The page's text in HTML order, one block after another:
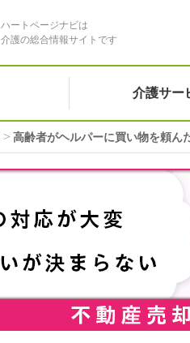
ハートページナビは
介護の総合情報サイトです
介護サー
高齢者がヘルパーに買い物を頼ん